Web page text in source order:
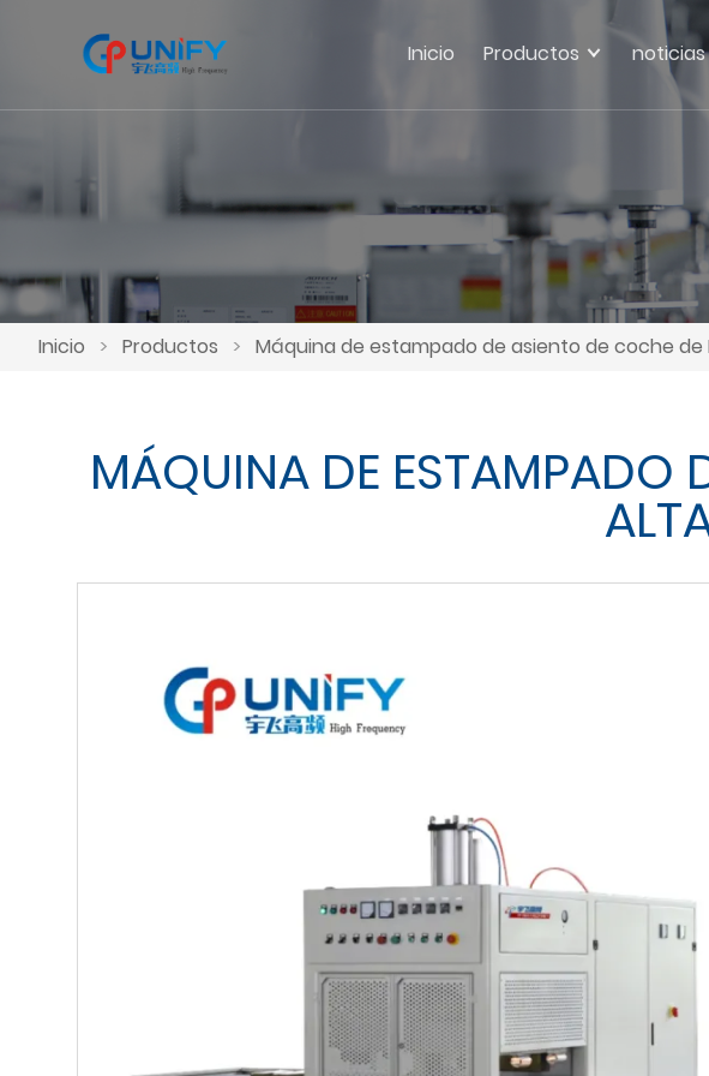
Inicio Productos noticias
Inicio > Productos > Máquina de estampado de asiento de coche de
MÁQUINA DE ESTAMPADO